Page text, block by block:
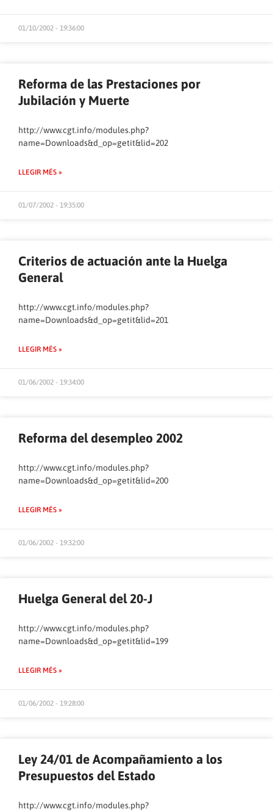
01/10/2002 - 19:36:00
Reforma de las Prestaciones por
Jubilación y Muerte
http://www.cgt.info/modules.php?
name=Downloads&d_op=getit&lid=202
LLEGIR MÉS »
01/07/2002 - 19:35:00
Criterios de actuación ante la Huelga
General
http://www.cgt.info/modules.php?
name=Downloads&d_op=getit&lid=201
LLEGIR MÉS »
01/06/2002 - 19:34:00
Reforma del desempleo 2002
http://www.cgt.info/modules.php?
name=Downloads&d_op=getit&lid=200
LLEGIR MÉS »
01/06/2002 - 19:32:00
Huelga General del 20-J
http://www.cgt.info/modules.php?
name=Downloads&d_op=getit&lid=199
LLEGIR MÉS »
01/06/2002 - 19:28:00
Ley 24/01 de Acompañamiento a los
Presupuestos del Estado
http://www.cgt.info/modules.php?